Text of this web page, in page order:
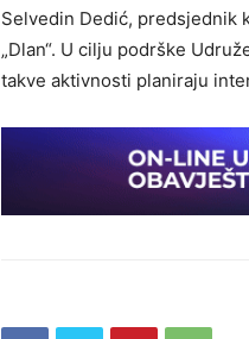
Selvedin Dedić, predsjednik
„Dlan“. U cilju podrške
takve aktivnosti planiraju